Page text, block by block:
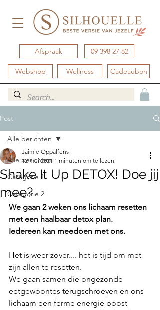
09 398 27 82
Afspraak
Webshop Wellness Cadeaubon
Post
Alle berichten
Categorie 1
Categorie 2
Alle berichten
Shake It Up DETOX! Doe jij
mee?
Jaimie Oppalfens
12 mei 2021 1 minuten om te lezen
We gaan 2 weken ons lichaam resetten
met een haalbaar detox plan.
Iedereen kan meedoen met ons.
Het is weer zover.... het is tijd om met
zijn allen te resetten. ⠀⠀⠀⠀⠀⠀⠀⠀⠀
We gaan samen die ongezonde
eetgewoontes terugschroeven en ons
lichaam een ferme energie boost